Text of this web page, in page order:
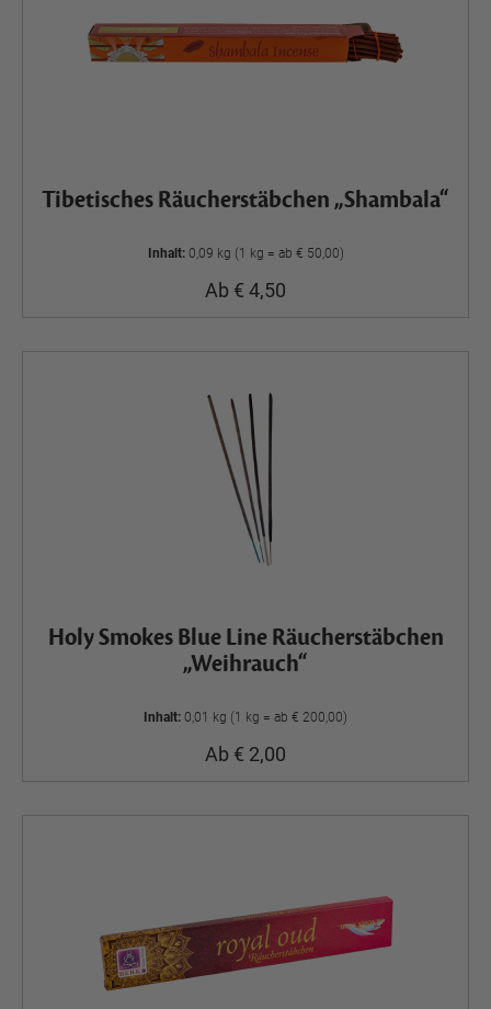
Tibetisches Räucherstäbchen „Shambala“
Inhalt: 0,09 kg (1 kg = ab € 50,00)
Ab € 4,50
Holy Smokes Blue Line Räucherstäbchen
„Weihrauch“
Inhalt: 0,01 kg (1 kg = ab € 200,00)
Ab € 2,00